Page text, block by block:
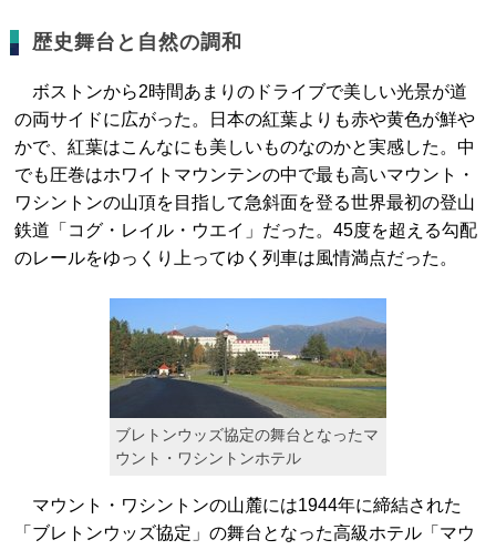
歴史舞台と自然の調和
ボストンから2時間あまりのドライブで美しい光景が道
の両サイドに広がった。日本の紅葉よりも赤や黄色が鮮や
かで、紅葉はこんなにも美しいものなのかと実感した。中
でも圧巻はホワイトマウンテンの中で最も高いマウント・
ワシントンの山頂を目指して急斜面を登る世界最初の登山
鉄道「コグ・レイル・ウエイ」だった。45度を超える勾配
のレールをゆっくり上ってゆく列車は風情満点だった。
ブレトンウッズ協定の舞台となったマ
ウント・ワシントンホテル
マウント・ワシントンの山麓には1944年に締結された
「ブレトンウッズ協定」の舞台となった高級ホテル「マウ